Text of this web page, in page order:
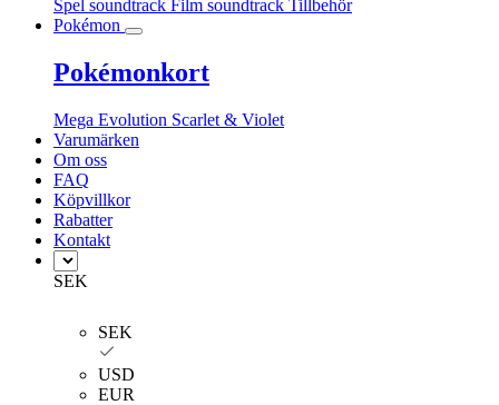
Spel soundtrack Film soundtrack Tillbehör
Pokémon
Pokémonkort
Mega Evolution Scarlet & Violet
Varumärken
Om oss
FAQ
Köpvillkor
Rabatter
Kontakt
SEK
SEK
USD
EUR